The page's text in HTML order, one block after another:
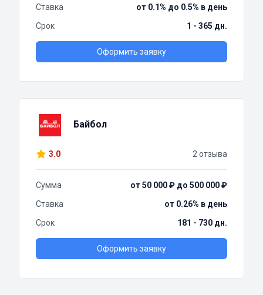
Ставка
от 0.1% до 0.5% в день
Срок
1 - 365 дн.
Оформить заявку
Байбол
3.0 2 отзыва
Сумма
от 50 000 ₽ до 500 000 ₽
Ставка
от 0.26% в день
Срок
181 - 730 дн.
Оформить заявку